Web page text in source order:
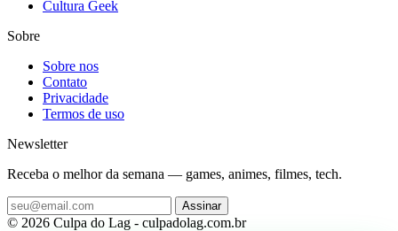
Cultura Geek
Sobre
Sobre nos
Contato
Privacidade
Termos de uso
Newsletter
Receba o melhor da semana — games, animes, filmes, tech.
Assinar
© 2026 Culpa do Lag - culpadolag.com.br